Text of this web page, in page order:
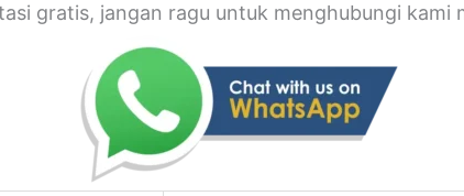
gratis, jangan ragu untuk menghubungi kami